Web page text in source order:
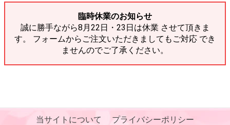
臨時休業のお知らせ
誠に勝手ながら8月22日・23日は休業 させて頂きま
す。 フォームからご注文いただきましてもご対応 でき
ませんのでご了承ください。
当サイトについて
プライバシーポリシー